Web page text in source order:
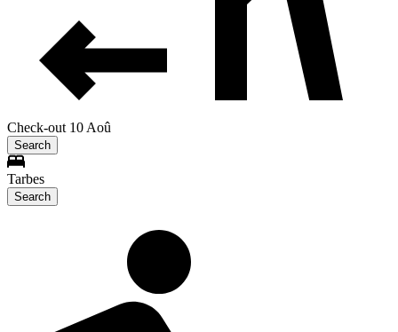
Check-out 10 Aoû
Search
Tarbes
Search